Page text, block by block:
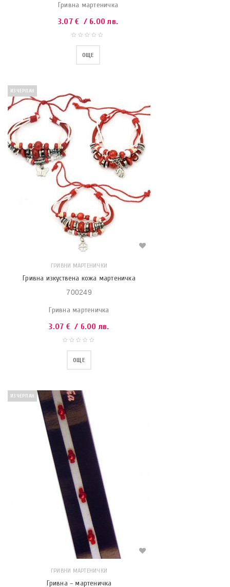
Гривна мартеничка
3.07€ / 6.00 лв.
ОЩЕ
ИЗЧЕРПАН
ГРИВНИ МАРТЕНИЧКИ
Гривна изкуствена кожа мартеничка
700249
Гривна мартеничка
3.07 € / 6.00 лв.
ОЩЕ
ИЗЧЕРПАН
ГРИВНИ МАРТЕНИЧКИ
Гривна – мартеничка